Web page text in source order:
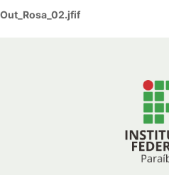
Out_Rosa_02.jfif